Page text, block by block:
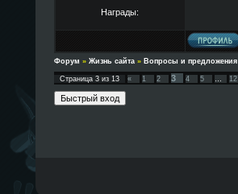
Награды:
Форум » Жизнь сайта » Вопросы и предложения
Страница 3из 13 « 1 2 3 4 5 … 12